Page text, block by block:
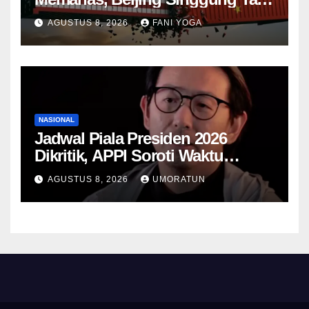
Trump dan Penyelidikan
Keamanan Nasional
AGUSTUS 8, 2026 FANI YOGA
NASIONAL
Jadwal Piala Presiden 2026
Dikritik, APPI Soroti Waktu
Pemulihan Pemain Hanya Satu
Hari
AGUSTUS 8, 2026 UMORATUN